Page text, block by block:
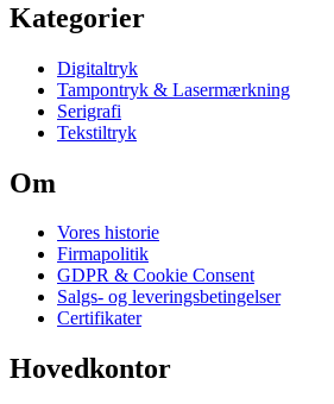
Kategorier
Digitaltryk
Tampontryk & Lasermærkning
Serigrafi
Tekstiltryk
Om
Vores historie
Firmapolitik
GDPR & Cookie Consent
Salgs- og leveringsbetingelser
Certifikater
Hovedkontor